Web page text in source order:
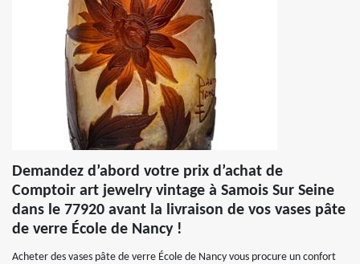
Demandez d’abord votre prix d’achat de
Comptoir art jewelry vintage à Samois Sur Seine
dans le 77920 avant la livraison de vos vases pâte
de verre École de Nancy !
Acheter des vases pâte de verre École de Nancy vous procure un confort